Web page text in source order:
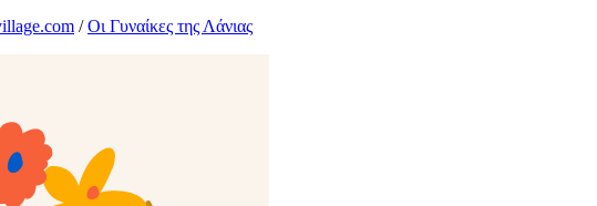
/Οι Γυναίκες της Λάνιας